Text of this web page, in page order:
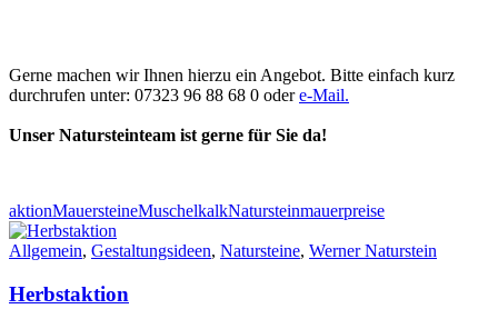
Gerne machen wir Ihnen hierzu ein Angebot. Bitte einfach kurz
durchrufen unter: 07323 96 88 68 0 odere-Mail.
Unser Natursteinteam ist gerne für Sie da!
aktionMauersteineMuschelkalkNatursteinmauerpreise
Allgemein, Gestaltungsideen, Natursteine, Werner Naturstein
Herbstaktion